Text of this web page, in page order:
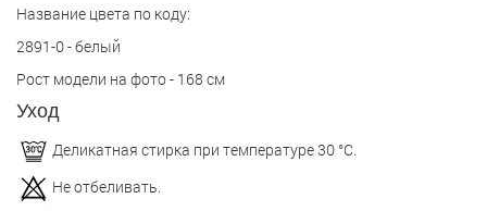
Название цвета по коду:
2891-0 - белый
Рост модели на фото - 168 см
Уход
Деликатная стирка при температуре 30 °С.
Не отбеливать.